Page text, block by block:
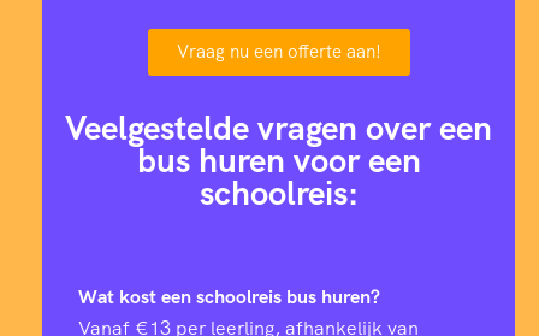
Vraag nu een offerte aan!
Veelgestelde vragen over een
bus huren voor een
schoolreis:
Wat kost een schoolreis bus huren?
Vanaf €13 per leerling, afhankelijk van